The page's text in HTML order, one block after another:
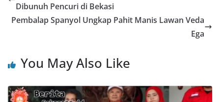
Dibunuh Pencuri di Bekasi
Pembalap Spanyol Ungkap Pahit Manis Lawan Veda
Ega
You May Also Like